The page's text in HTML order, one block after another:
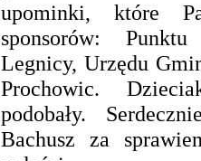
upominki, które
sponsorów:
Legnicy, Urzędu
Prochowic.
podobały.
Bachusz za